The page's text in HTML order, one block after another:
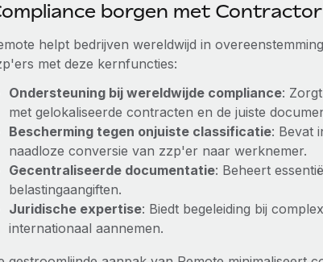
borgen met
helpt bedrijven wereldwijd in
met deze kernfuncties:
Ondersteuning bij wereldwijde compliance:
met gelokaliseerde contracten en de juiste
Bescherming tegen onjuiste classificatie: Bevat
naadloze conversie van zzp'er naar werknemer.
Gecentraliseerde documentatie: Beheert
belastingaangiften.
Juridische expertise: Biedt begeleiding bij
internationaal aannemen.